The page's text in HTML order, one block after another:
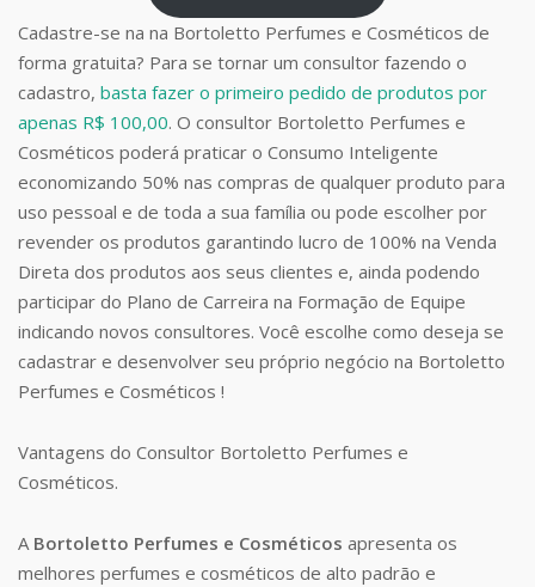
Cadastre-se na na Bortoletto Perfumes e Cosméticos de
forma gratuita? Para se tornar um consultor fazendo o
cadastro, basta fazer o primeiro pedido de produtos por
apenas R$ 100,00. O consultor Bortoletto Perfumes e
Cosméticos poderá praticar o Consumo Inteligente
economizando 50% nas compras de qualquer produto para
uso pessoal e de toda a sua família ou pode escolher por
revender os produtos garantindo lucro de 100% na Venda
Direta dos produtos aos seus clientes e, ainda podendo
participar do Plano de Carreira na Formação de Equipe
indicando novos consultores. Você escolhe como deseja se
cadastrar e desenvolver seu próprio negócio na Bortoletto
Perfumes e Cosméticos !
Vantagens do Consultor Bortoletto Perfumes e
Cosméticos.
A Bortoletto Perfumes e Cosméticos apresenta os
melhores perfumes e cosméticos de alto padrão e